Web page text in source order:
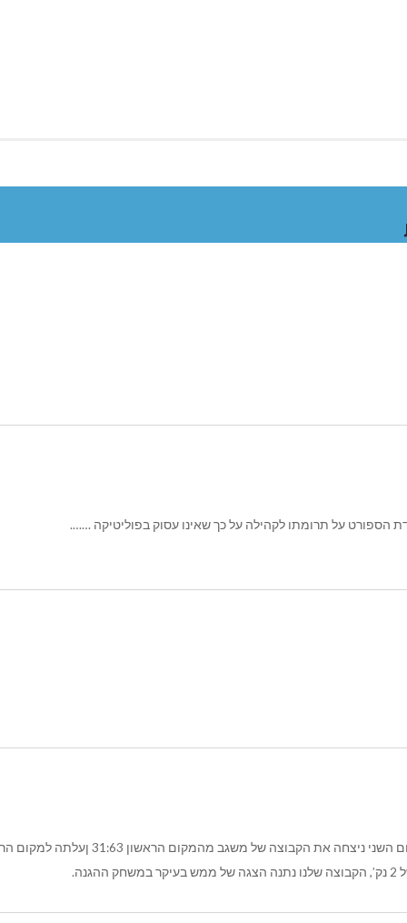
על תרומתו לקהילה על כך שאינו עסוק בפוליטיקה …….
בינתיים קבוצת הקטסל שלנו שניצבה במקום השני ניצחה את הקבוצה של